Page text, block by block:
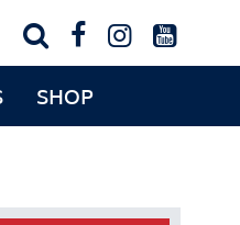
   
SHOP